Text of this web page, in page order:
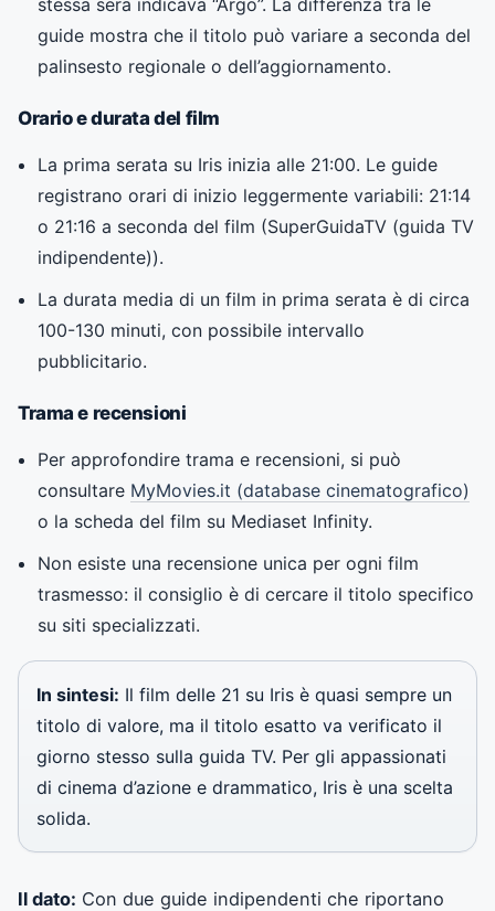
guide mostra che il titolo può variare a seconda del
palinsesto regionale o dell’aggiornamento.
Orario e durata del film
La prima serata su Iris inizia alle 21:00. Le guide
registrano orari di inizio leggermente variabili: 21:14
o 21:16 a seconda del film (SuperGuidaTV (guida TV
indipendente)).
La durata media di un film in prima serata è di circa
100-130 minuti, con possibile intervallo
pubblicitario.
Trama e recensioni
Per approfondire trama e recensioni, si può
consultare MyMovies.it (database cinematografico)
o la scheda del film su Mediaset Infinity.
Non esiste una recensione unica per ogni film
trasmesso: il consiglio è di cercare il titolo specifico
su siti specializzati.
In sintesi: Il film delle 21 su Iris è quasi sempre un
titolo di valore, ma il titolo esatto va verificato il
giorno stesso sulla guida TV. Per gli appassionati
di cinema d’azione e drammatico, Iris è una scelta
solida.
Il dato: Con due guide indipendenti che riportano